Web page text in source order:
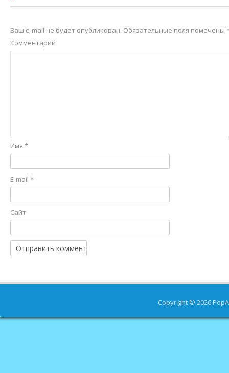
Ваш e-mail не будет опубликован. Обязательные поля помечены
Комментарий
Имя *
E-mail *
Сайт
Copyright © 2026